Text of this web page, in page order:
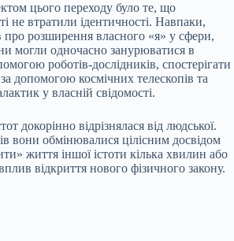
цього переходу було те, що
не втратили ідентичності. Навпаки,
про розширення власного «я» у сфери,
могли одночасно занурюватися в
роботів-дослідників, спостерігати
допомогою космічних телескопів та
у власній свідомості.
докорінно відрізнялася від людської.
вони обмінювалися цілісним досвідом
життя іншої істоти кілька хвилин або
відкриття нового фізичного закону.